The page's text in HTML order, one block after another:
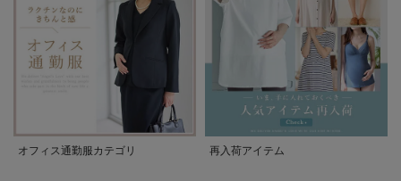
オフィス通勤服カテゴリ 再入荷アイテム